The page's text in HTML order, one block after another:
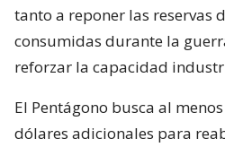
tanto a reponer las reservas
consumidas durante la
reforzar la capacidad
El Pentágono busca al
dólares adicionales para